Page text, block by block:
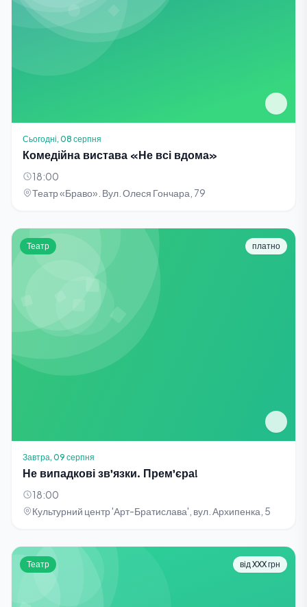
Сьогодні, 08 серпня
Комедійна вистава «Не всі вдома»
18:00
Театр «Браво». Вул. Олеся Гончара, 79
Театр платно
Завтра, 09 серпня
Не випадкові зв'язки. Прем'єра!
18:00
Культурний центр 'Арт-Братислава', вул. Архипенка, 5
Театр від XXX грн